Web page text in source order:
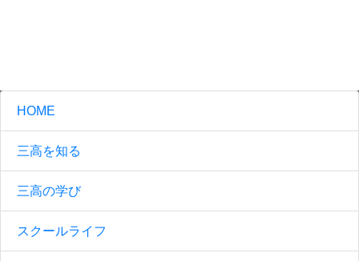
HOME
三高を知る
三高の学び
スクールライフ